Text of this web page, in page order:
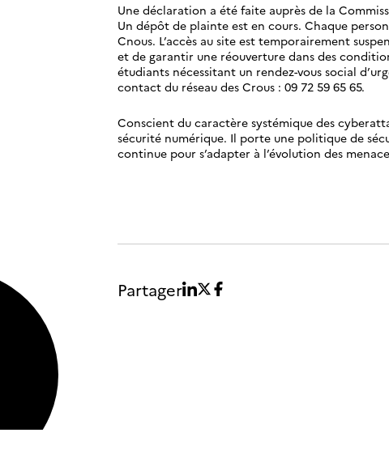
Une déclaration a été faite auprès de la
Un dépôt de plainte est en cours. Chaque
Cnous. L’accès au site est temporairement
et de garantir une réouverture dans des
étudiants nécessitant un rendez-vous social
contact du réseau des Crous : 09 72 59 65 65.
Conscient du caractère systémique des
sécurité numérique. Il porte une politique de
continue pour s’adapter à l’évolution des
Partager